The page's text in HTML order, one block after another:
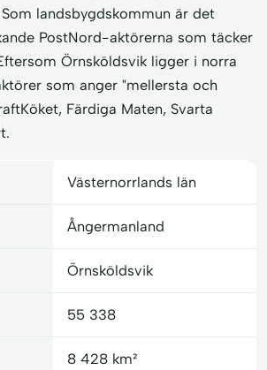
landsbygdskommun är det
PostNord-aktörerna som täcker
Örnsköldsvik ligger i norra
som anger "mellersta och
Färdiga Maten, Svarta
Västernorrlands län
Ångermanland
Örnsköldsvik
55 338
8 428 km²